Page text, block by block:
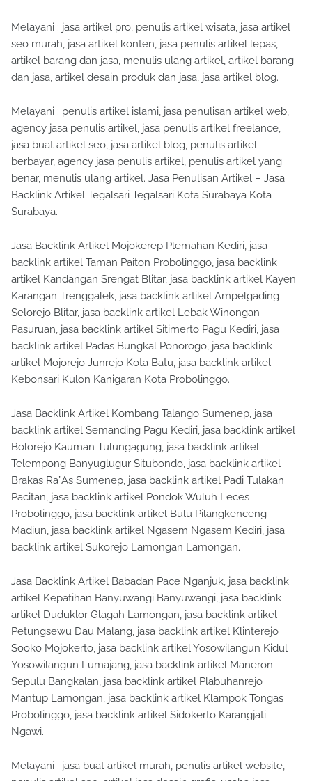
Melayani : jasa artikel pro, penulis artikel wisata, jasa artikel
seo murah, jasa artikel konten, jasa penulis artikel lepas,
artikel barang dan jasa, menulis ulang artikel, artikel barang
dan jasa, artikel desain produk dan jasa, jasa artikel blog.
Melayani : penulis artikel islami, jasa penulisan artikel web,
agency jasa penulis artikel, jasa penulis artikel freelance,
jasa buat artikel seo, jasa artikel blog, penulis artikel
berbayar, agency jasa penulis artikel, penulis artikel yang
benar, menulis ulang artikel. Jasa Penulisan Artikel – Jasa
Backlink Artikel Tegalsari Tegalsari Kota Surabaya Kota
Surabaya.
Jasa Backlink Artikel Mojokerep Plemahan Kediri, jasa
backlink artikel Taman Paiton Probolinggo, jasa backlink
artikel Kandangan Srengat Blitar, jasa backlink artikel Kayen
Karangan Trenggalek, jasa backlink artikel Ampelgading
Selorejo Blitar, jasa backlink artikel Lebak Winongan
Pasuruan, jasa backlink artikel Sitimerto Pagu Kediri, jasa
backlink artikel Padas Bungkal Ponorogo, jasa backlink
artikel Mojorejo Junrejo Kota Batu, jasa backlink artikel
Kebonsari Kulon Kanigaran Kota Probolinggo.
Jasa Backlink Artikel Kombang Talango Sumenep, jasa
backlink artikel Semanding Pagu Kediri, jasa backlink artikel
Bolorejo Kauman Tulungagung, jasa backlink artikel
Telempong Banyuglugur Situbondo, jasa backlink artikel
Brakas Ra”As Sumenep, jasa backlink artikel Padi Tulakan
Pacitan, jasa backlink artikel Pondok Wuluh Leces
Probolinggo, jasa backlink artikel Bulu Pilangkenceng
Madiun, jasa backlink artikel Ngasem Ngasem Kediri, jasa
backlink artikel Sukorejo Lamongan Lamongan.
Jasa Backlink Artikel Babadan Pace Nganjuk, jasa backlink
artikel Kepatihan Banyuwangi Banyuwangi, jasa backlink
artikel Duduklor Glagah Lamongan, jasa backlink artikel
Petungsewu Dau Malang, jasa backlink artikel Klinterejo
Sooko Mojokerto, jasa backlink artikel Yosowilangun Kidul
Yosowilangun Lumajang, jasa backlink artikel Maneron
Sepulu Bangkalan, jasa backlink artikel Plabuhanrejo
Mantup Lamongan, jasa backlink artikel Klampok Tongas
Probolinggo, jasa backlink artikel Sidokerto Karangjati
Ngawi.
Melayani : jasa buat artikel murah, penulis artikel website,